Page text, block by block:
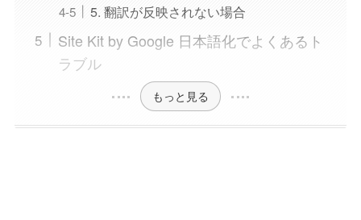
5. 翻訳が反映されない場合
Site Kit by Google 日本語化でよくあるト
ラブル
もっと見る